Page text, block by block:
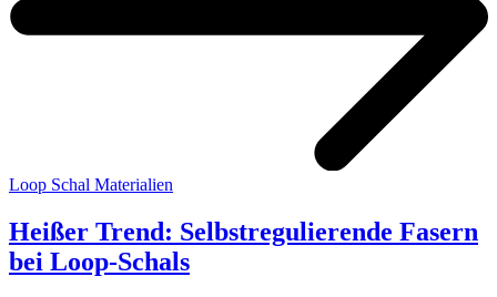
Loop Schal Materialien
Heißer Trend: Selbstregulierende Fasern
bei Loop-Schals